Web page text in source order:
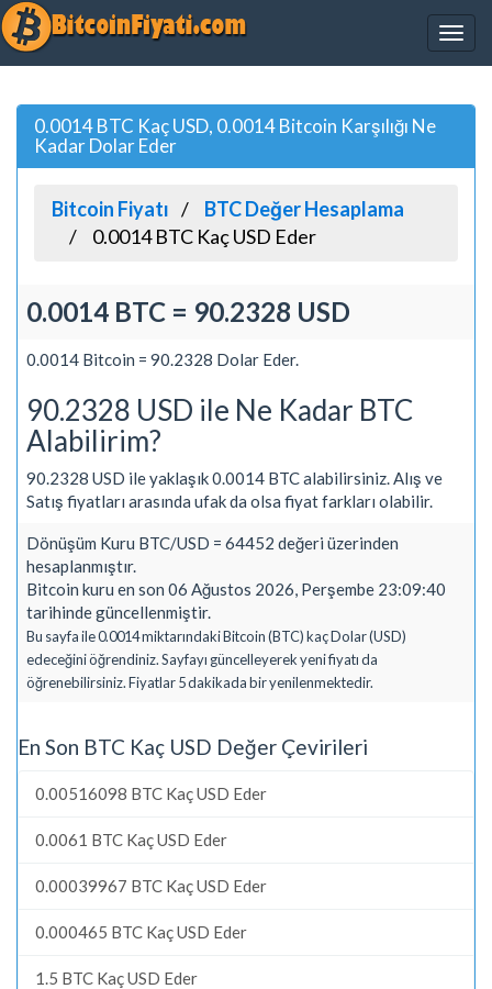
0.0014 BTC Kaç USD, 0.0014 Bitcoin Karşılığı Ne
Kadar Dolar Eder
Bitcoin Fiyatı
BTC Değer Hesaplama
0.0014 BTC Kaç USD Eder
0.0014 BTC = 90.2328 USD
0.0014 Bitcoin = 90.2328 Dolar Eder.
90.2328 USD ile Ne Kadar BTC
Alabilirim?
90.2328 USD ile yaklaşık 0.0014 BTC alabilirsiniz. Alış ve
Satış fiyatları arasında ufak da olsa fiyat farkları olabilir.
Dönüşüm Kuru BTC/USD = 64452 değeri üzerinden
hesaplanmıştır.
Bitcoin kuru en son 06 Ağustos 2026, Perşembe 23:09:40
tarihinde güncellenmiştir.
Bu sayfa ile 0.0014 miktarındaki Bitcoin (BTC) kaç Dolar (USD)
edeceğini öğrendiniz. Sayfayı güncelleyerek yeni fiyatı da
öğrenebilirsiniz. Fiyatlar 5 dakikada bir yenilenmektedir.
En Son BTC Kaç USD Değer Çevirileri
0.00516098 BTC Kaç USD Eder
0.0061 BTC Kaç USD Eder
0.00039967 BTC Kaç USD Eder
0.000465 BTC Kaç USD Eder
1.5 BTC Kaç USD Eder